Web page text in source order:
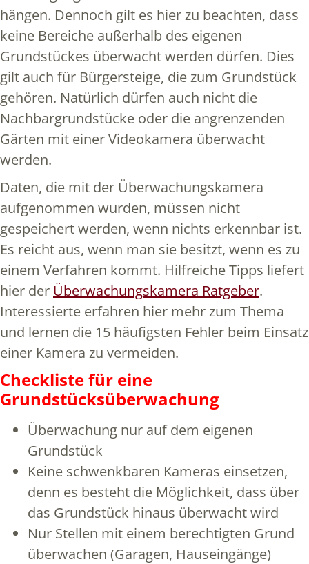
hängen. Dennoch gilt es hier zu beachten, dass
keine Bereiche außerhalb des eigenen
Grundstückes überwacht werden dürfen. Dies
gilt auch für Bürgersteige, die zum Grundstück
gehören. Natürlich dürfen auch nicht die
Nachbargrundstücke oder die angrenzenden
Gärten mit einer Videokamera überwacht
werden.
Daten, die mit der Überwachungskamera
aufgenommen wurden, müssen nicht
gespeichert werden, wenn nichts erkennbar ist.
Es reicht aus, wenn man sie besitzt, wenn es zu
einem Verfahren kommt. Hilfreiche Tipps liefert
hier der Überwachungskamera Ratgeber.
Interessierte erfahren hier mehr zum Thema
und lernen die 15 häufigsten Fehler beim Einsatz
einer Kamera zu vermeiden.
Checkliste für eine
Grundstücksüberwachung
Überwachung nur auf dem eigenen
Grundstück
Keine schwenkbaren Kameras einsetzen,
denn es besteht die Möglichkeit, dass über
das Grundstück hinaus überwacht wird
Nur Stellen mit einem berechtigten Grund
überwachen (Garagen, Hauseingänge)